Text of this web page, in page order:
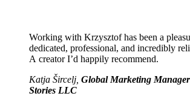
Working with Krzysztof has been a
dedicated, professional, and incredibly
A creator I’d happily recommend.
Katja Šircelj, Global Marketing Manager
Stories LLC